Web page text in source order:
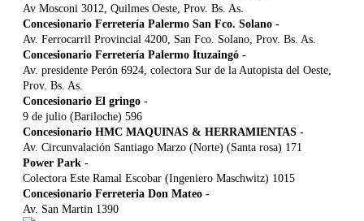
Av Mosconi 3012, Quilmes Oeste, Prov. Bs. As.
Concesionario Ferretería Palermo San Fco. Solano -
Av. Ferrocarril Provincial 4200, San Fco. Solano, Prov. Bs. As.
Concesionario Ferretería Palermo Ituzaingó -
Av. presidente Perón 6924, colectora Sur de la Autopista del Oeste,
Prov. Bs. As.
Concesionario El gringo -
9 de julio (Bariloche) 596
Concesionario HMC MAQUINAS & HERRAMIENTAS -
Av. Circunvalación Santiago Marzo (Norte) (Santa rosa) 171
Power Park -
Colectora Este Ramal Escobar (Ingeniero Maschwitz) 1015
Concesionario Ferreteria Don Mateo -
Av. San Martin 1390